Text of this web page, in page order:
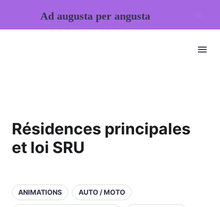
Résidences principales
et loi SRU
ANIMATIONS AUTO / MOTO
Ad augusta per angusta